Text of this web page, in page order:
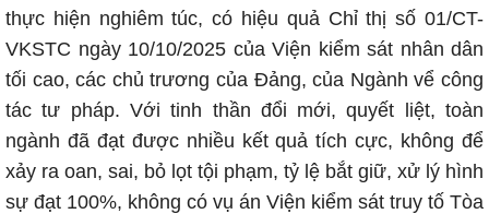
thực hiện nghiêm túc, có hiệu quả Chỉ thị số 01/CT-
VKSTC ngày 10/10/2025 của Viện kiểm sát nhân dân
tối cao, các chủ trương của Đảng, của Ngành vể công
tác tư pháp. Với tinh thần đổi mới, quyết liệt, toàn
ngành đã đạt được nhiều kết quả tích cực, không để
xảy ra oan, sai, bỏ lọt tội phạm, tỷ lệ bắt giữ, xử lý hình
sự đạt 100%, không có vụ án Viện kiểm sát truy tố Tòa